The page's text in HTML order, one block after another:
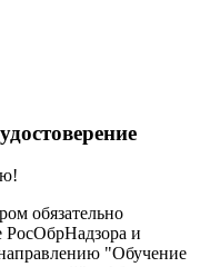
обязательно
РосОбрНадзора и
"Обучение